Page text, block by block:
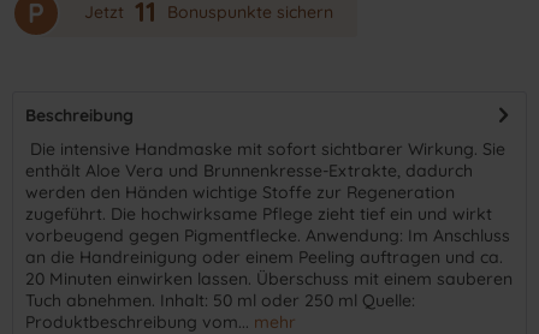
P Jetzt 11 Bonuspunkte sichern
Beschreibung
​ Die intensive Handmaske mit sofort sichtbarer Wirkung. Sie
enthält Aloe Vera und Brunnenkresse-Extrakte, dadurch
werden den Händen wichtige Stoffe zur Regeneration
zugeführt. Die hochwirksame Pflege zieht tief ein und wirkt
vorbeugend gegen Pigmentflecke. Anwendung: Im Anschluss
an die Handreinigung oder einem Peeling auftragen und ca.
20 Minuten einwirken lassen. Überschuss mit einem sauberen
Tuch abnehmen. Inhalt: 50 ml oder 250 ml Quelle:
Produktbeschreibung vom... mehr